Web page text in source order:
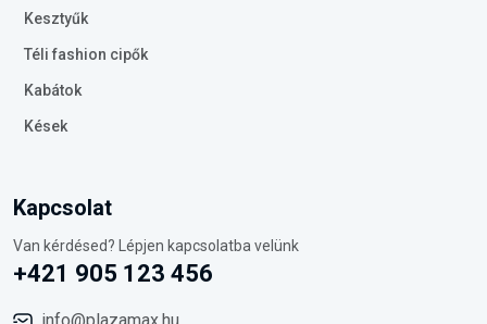
Kesztyűk
Téli fashion cipők
Kabátok
Kések
Kapcsolat
Van kérdésed? Lépjen kapcsolatba velünk
+421 905 123 456